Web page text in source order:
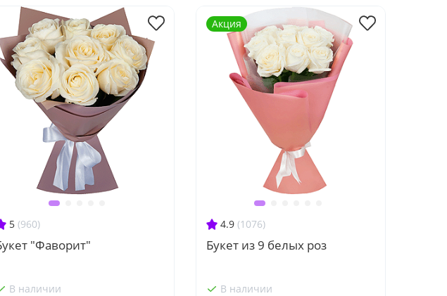
5 (960)
"Фаворит"
В наличии
4.9 (1076)
Букет из 9 белых роз
В наличии
Акция